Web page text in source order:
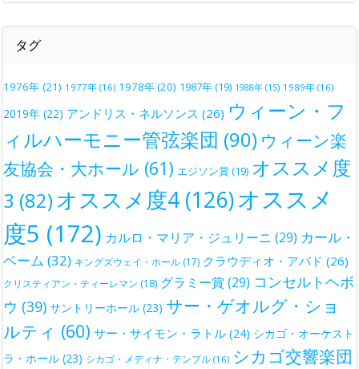
タグ
1976年 (21) 1977年 (16) 1978年(20) 1987年(19) 1988年 (15) 1989年 (16)
2019年 (22) アンドリス・ネルソンス (26) ウィーン・フ
ィルハーモニー管弦楽団 (90) ウィーン楽
友協会・大ホール (61) エジソン賞(19) オススメ度
3 (82) オススメ度4 (126)オススメ
度5 (172) カルロ・マリア・ジュリーニ (29) カール・
ベーム (32) キングズウェイ・ホール (17) クラウディオ・アバド (26)
クリスティアン・ティーレマン (18) グラミー賞 (29) コンセルトヘボ
ウ (39) サントリーホール (23) サー・ゲオルグ・ショ
ルティ (60) サー・サイモン・ラトル (24) シカゴ・オーケスト
ラ・ホール (23) シカゴ・メディナ・テンプル (16) シカゴ交響楽団